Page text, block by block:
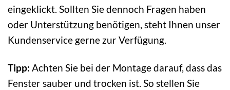
eingeklickt. Sollten Sie dennoch Fragen haben
oder Unterstützung benötigen, steht Ihnen unser
Kundenservice gerne zur Verfügung.
Tipp: Achten Sie bei der Montage darauf, dass das
Fenster sauber und trocken ist. So stellen Sie